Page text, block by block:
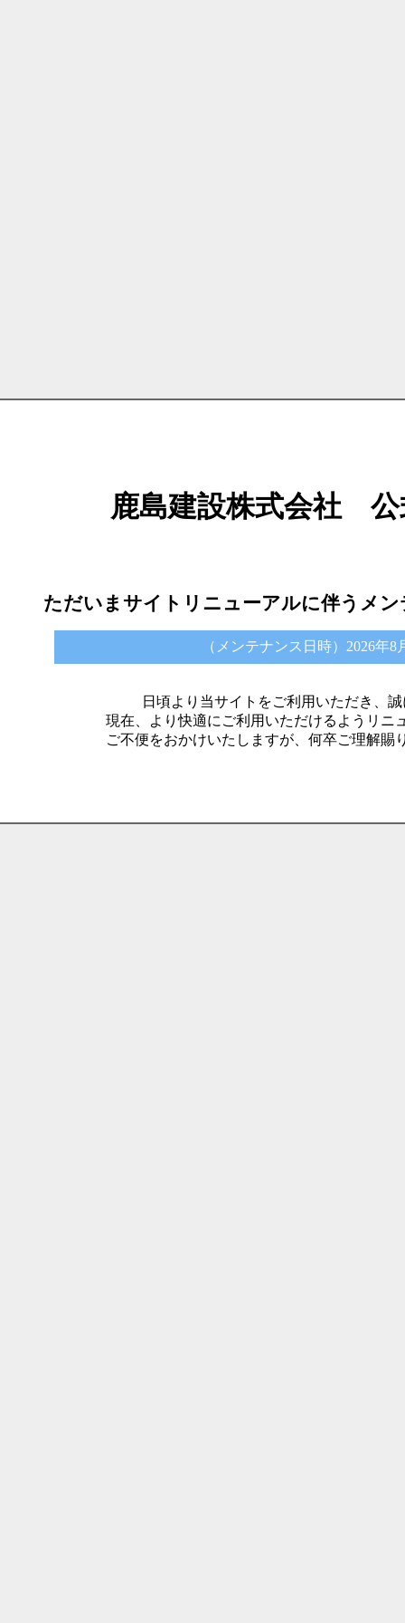
鹿島建設株式会社
ただいまサイトリニューアルに伴うメ
（メンテナンス日時）2026年8
日頃より当サイトをご利用いただき、
現在、より快適にご利用いただけるようリニ
ご不便をおかけいたしますが、何卒ご理解賜